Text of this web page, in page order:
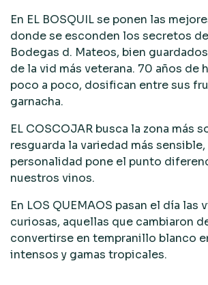
En EL BOSQUIL se ponen las
donde se esconden los secretos
Bodegas d. Mateos, bien
de la vid más veterana. 70 años de
poco a poco, dosifican entre sus
garnacha.
EL COSCOJAR busca la zona más
resguarda la variedad más
personalidad pone el punto
nuestros vinos.
En LOS QUEMAOS pasan el día las
curiosas, aquellas que cambiaron
convertirse en tempranillo blanco
intensos y gamas tropicales.